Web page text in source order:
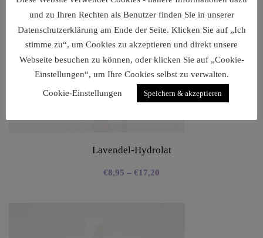
Lavendel-Hydrolat
€8,95 – €17,20
und zu Ihren Rechten als Benutzer finden Sie in unserer
Datenschutzerklärung am Ende der Seite. Klicken Sie auf „Ich
stimme zu“, um Cookies zu akzeptieren und direkt unsere
Webseite besuchen zu können, oder klicken Sie auf „Cookie-
Einstellungen“, um Ihre Cookies selbst zu verwalten.
Cookie-Einstellungen
Speichern & akzeptieren